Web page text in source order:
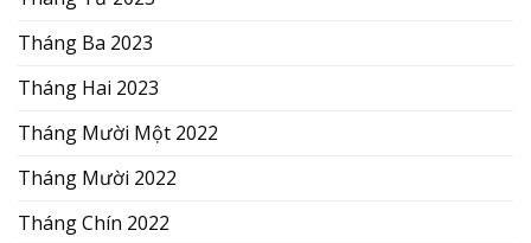
Tháng Ba 2023
Tháng Hai 2023
Tháng Mười Một 2022
Tháng Mười 2022
Tháng Chín 2022